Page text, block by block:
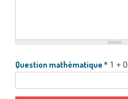
Question mathématique * 1 +